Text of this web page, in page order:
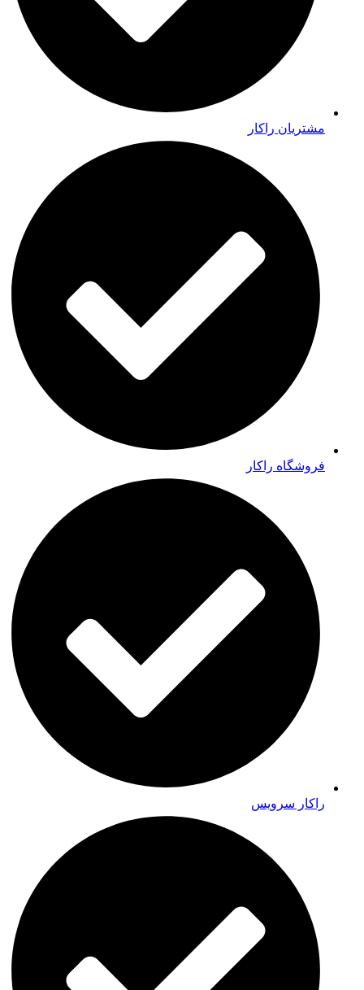
مشتریان راکار
فروشگاه راکار
راکار سرویس